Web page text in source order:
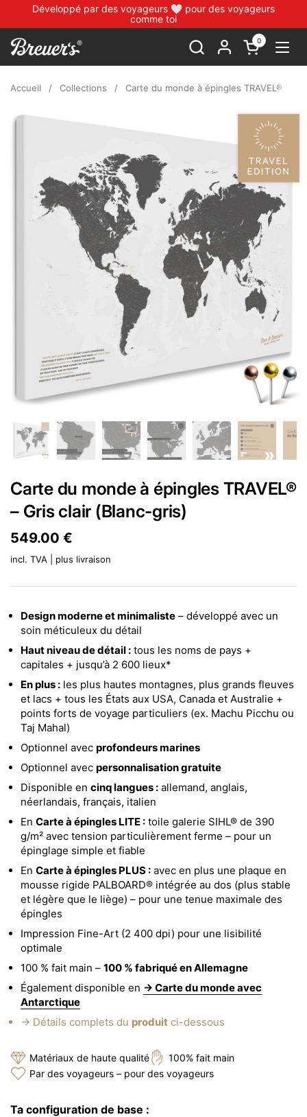
Passer au contenu
Développé par des voyageurs 🤍 pour des voyageurs
comme toi
Ouvrir le
0
Accueil / Collections / Carte du monde à épingles TRAVEL® –
Carte du monde à épingles TRAVEL®
– Gris clair (Blanc-gris)
Prix:
549.00 €
incl. TVA | plus livraison
Design moderne et minimaliste – développé avec un
soin méticuleux du détail
Haut niveau de détail : tous les noms de pays +
capitales + jusqu’à 2 600 lieux*
En plus : les plus hautes montagnes, plus grands fleuves
et lacs + tous les États aux USA, Canada et Australie +
points forts de voyage particuliers (ex. Machu Picchu ou
Taj Mahal)
Optionnel avec profondeurs marines
Optionnel avec personnalisation gratuite
Disponible en cinq langues : allemand, anglais,
néerlandais, français, italien
En Carte à épingles LITE : toile galerie SIHL® de 390
g/m² avec tension particulièrement ferme – pour un
épinglage simple et fiable
En Carte à épingles PLUS : avec en plus une plaque en
mousse rigide PALBOARD® intégrée au dos (plus stable
et légère que le liège) – pour une tenue maximale des
épingles
Impression Fine-Art (2 400 dpi) pour une lisibilité
optimale
100 % fait main – 100 % fabriqué en Allemagne
Également disponible en → Carte du monde avec
Antarctique
→ Détails complets du produit ci-dessous
Matériaux de haute qualité
100% fait main
Par des voyageurs – pour des voyageurs
Ta configuration de base :